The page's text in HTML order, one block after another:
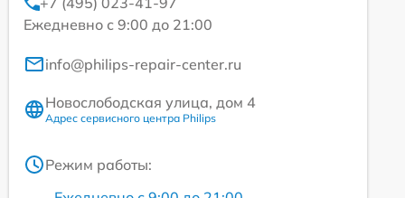
Ежедневно с 9:00 до 21:00
info@philips-repair-center.ru
Новослободская улица, дом 4
Адрес сервисного центра Philips
Режим работы: